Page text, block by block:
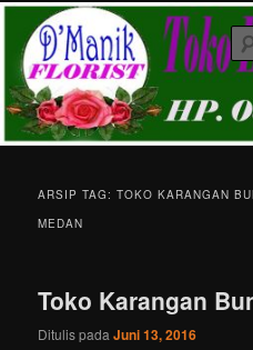
Langsung
konten
utama
Langsung
konten
sekunderToko Karangan
081361155843
Melayani Pemesanan karangan
Gratis Ongkir
ARSIP TAG:TOKO KARANGAN
MEDAN
Toko Karangan
Ditulis padaJuni 13, 2016